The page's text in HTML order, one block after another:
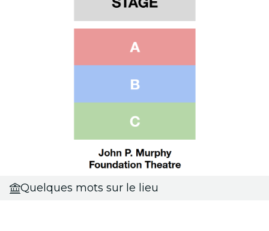
Quelques mots sur le lieu